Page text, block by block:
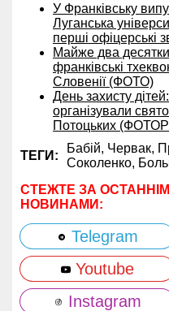
У Франківську
Луганська
перші офіцерські
Майже два
франківські
Словенії (ФОТО)
День захисту
організували
Потоцьких
ТЕГИ:
Бабій, Червак,
Соколенко,
СТЕЖТЕ ЗА
НОВИНАМИ:
Telegram
Youtube
Instagram